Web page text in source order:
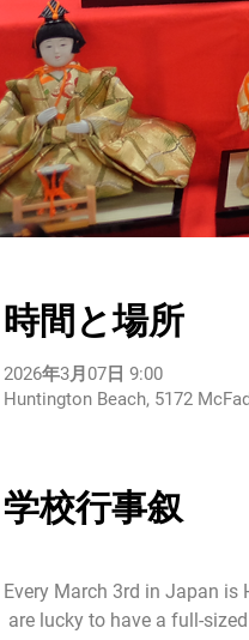
時間と場所
2026年3月07日 9:00
Huntington Beach, 5172
学校行事叙
Every March 3rd in Japan is
are lucky to have a full-